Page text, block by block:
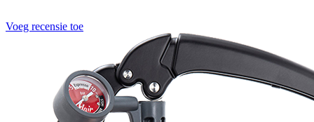
Voeg recensie toe